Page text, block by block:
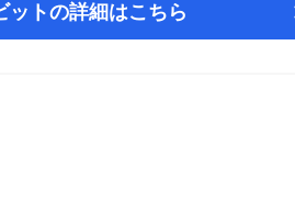
ットの詳細はこちら